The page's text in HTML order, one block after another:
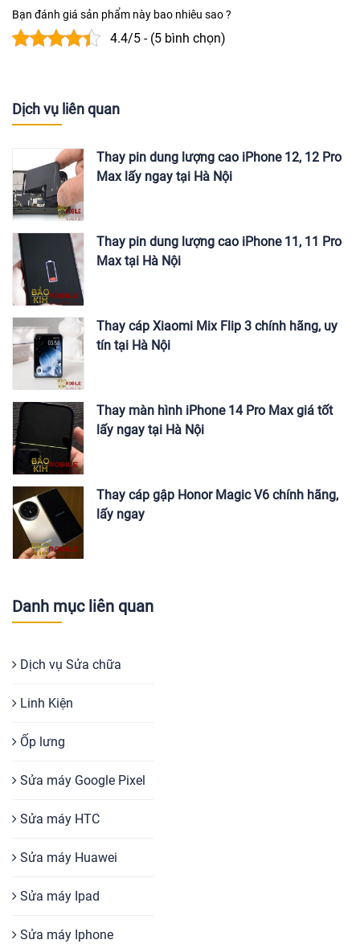
Bạn đánh giá sản phẩm này bao nhiêu sao ?
4.4/5 - (5 bình chọn)
Dịch vụ liên quan
Thay pin dung lượng cao iPhone 12, 12 Pro
Max lấy ngay tại Hà Nội
Thay pin dung lượng cao iPhone 11, 11 Pro
Max tại Hà Nội
Thay cáp Xiaomi Mix Flip 3 chính hãng, uy
tín tại Hà Nội
Thay màn hình iPhone 14 Pro Max giá tốt
lấy ngay tại Hà Nội
Thay cáp gập Honor Magic V6 chính hãng,
lấy ngay
Danh mục liên quan
Dịch vụ Sửa chữa
Linh Kiện
Ốp lưng
Sửa máy Google Pixel
Sửa máy HTC
Sửa máy Huawei
Sửa máy Ipad
Sửa máy Iphone